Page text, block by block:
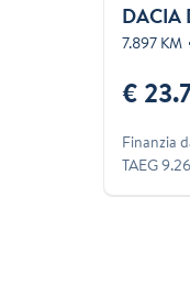
DACIA
7.897 KM
€
Finanzia
TAEG